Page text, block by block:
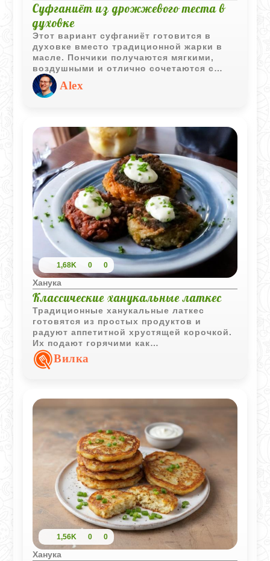
Суфганиёт из дрожжевого теста в
духовке
Этот вариант суфганиёт готовится в
духовке вместо традиционной жарки в
масле. Пончики получаются мягкими,
воздушными и отлично сочетаются с
клубничным джемом или любимым
вареньем.
Alex
1,68K 0 0
Ханука
Классические ханукальные латкес
Традиционные ханукальные латкес
готовятся из простых продуктов и
радуют аппетитной хрустящей корочкой.
Их подают горячими как
самостоятельное блюдо или в
сопровождении любимых соусов и
Вилка
1,56K 0 0
Ханука